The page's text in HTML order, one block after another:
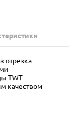
отрезка
TWT
качеством